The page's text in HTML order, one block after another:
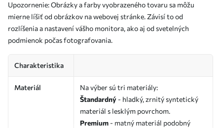
Upozornenie: Obrázky a farby vyobrazeného tovaru sa môžu
mierne líšiť od obrázkov na webovej stránke. Závisí to od
rozlíšenia a nastavení vášho monitora, ako aj od svetelných
podmienok počas fotografovania.
Charakteristika
Materiál
Na výber sú tri materiály:
Štandardný - hladký, zrnitý syntetický
materiál s lesklým povrchom.
Premium - matný materiál podobný